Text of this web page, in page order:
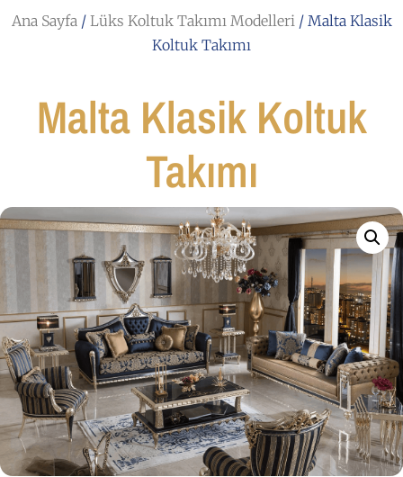
Ana Sayfa/ Lüks Koltuk Takımı Modelleri/ Malta Klasik
Koltuk Takımı
Malta Klasik Koltuk
Takımı